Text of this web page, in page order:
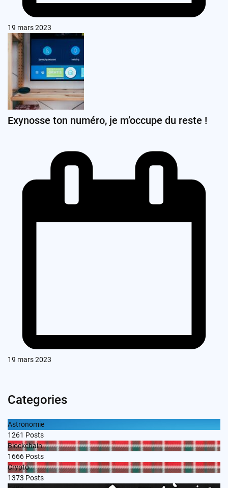
19 mars 2023
Exynosse ton numéro, je m’occupe du reste !
19 mars 2023
Categories
Astronomie
1261 Posts
Blockchain
1666 Posts
Crypto
1373 Posts